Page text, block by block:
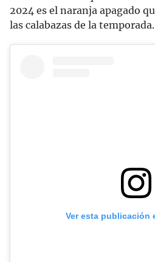
2024 es el naranja apagado
las calabazas de la temporada.
Ver esta publicación